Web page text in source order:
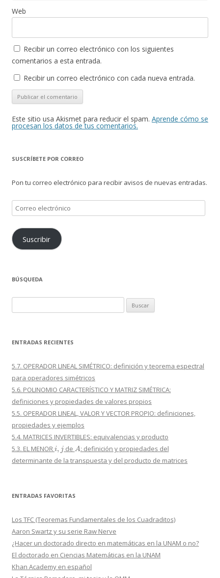
Web
Recibir un correo electrónico con los siguientes
comentarios a esta entrada.
Recibir un correo electrónico con cada nueva entrada.
Este sitio usa Akismet para reducir el spam. Aprende cómo se
procesan los datos de tus comentarios.
SUSCRÍBETE POR CORREO
Pon tu correo electrónico para recibir avisos de nuevas entradas.
Correo
electrónico
Suscribir
BÚSQUEDA
ENTRADAS RECIENTES
5.7. OPERADOR LINEAL SIMÉTRICO: definición y teorema espectral
para operadores simétricos
5.6. POLINOMIO CARACTERÍSTICO Y MATRIZ SIMÉTRICA:
definiciones y propiedades de valores propios
5.5. OPERADOR LINEAL, VALOR Y VECTOR PROPIO: definiciones,
propiedades y ejemplos
5.4. MATRICES INVERTIBLES: equivalencias y producto
5.3. EL MENORi,j de A: definición y propiedades del
determinante de la transpuesta y del producto de matrices
ENTRADAS FAVORITAS
Los TFC (Teoremas Fundamentales de los Cuadraditos)
Aaron Swartz y su serie Raw Nerve
¿Hacer un doctorado directo en matemáticas en la UNAM o no?
El doctorado en Ciencias Matemáticas en la UNAM
Khan Academy en español